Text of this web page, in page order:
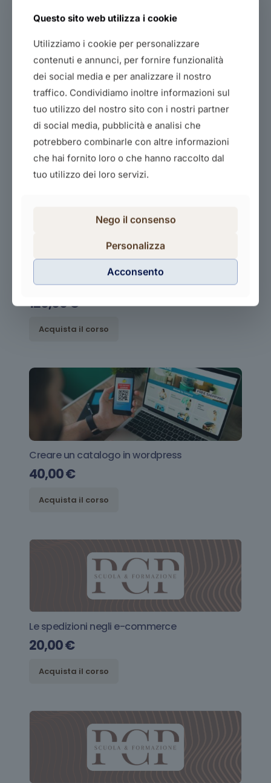
Leffetto alone della sostenibilita’
40,00€
Acquista il corso
Le basi del digital marketing
120,00€
Acquista il corso
Creare un catalogo in wordpress
40,00€
Acquista il corso
Le spedizioni negli e-commerce
20,00€
Acquista il corso
Questo sito web utilizza i cookie
Utilizziamo i cookie per personalizzare
contenuti e annunci, per fornire funzionalità
dei social media e per analizzare il nostro
traffico. Condividiamo inoltre informazioni sul
tuo utilizzo del nostro sito con i nostri partner
di social media, pubblicità e analisi che
potrebbero combinarle con altre informazioni
che hai fornito loro o che hanno raccolto dal
tuo utilizzo dei loro servizi.
Nego il consenso
Personalizza
Acconsento